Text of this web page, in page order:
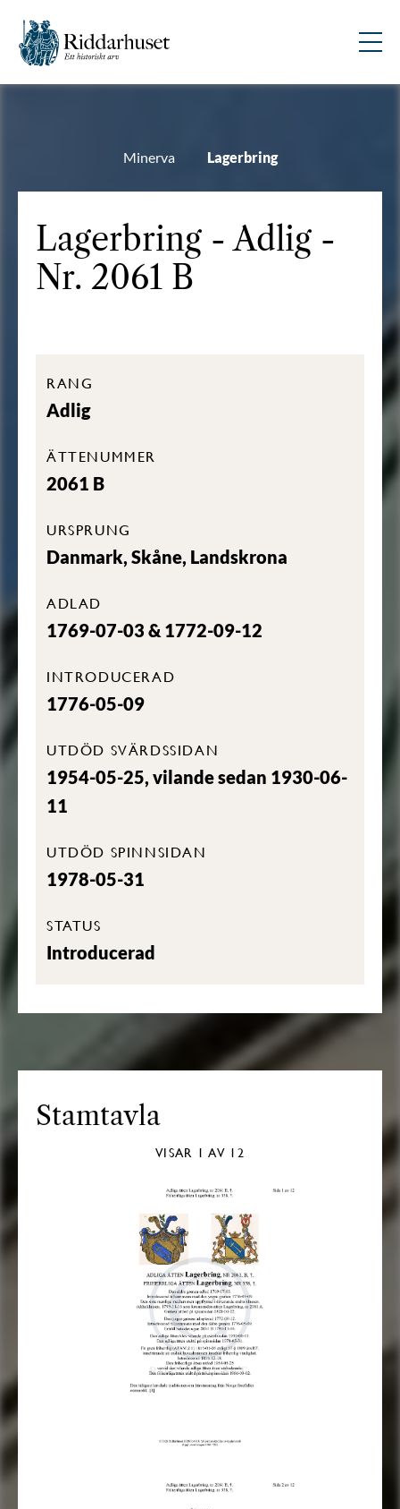
Minerva Lagerbring
Lagerbring - Adlig -
Nr. 2061 B
RANG
Adlig
ÄTTENUMMER
2061 B
URSPRUNG
Danmark, Skåne, Landskrona
ADLAD
1769-07-03 & 1772-09-12
INTRODUCERAD
1776-05-09
UTDÖD SVÄRDSSIDAN
1954-05-25, vilande sedan 1930-06-
11
UTDÖD SPINNSIDAN
1978-05-31
STATUS
Introducerad
Stamtavla
VISAR 1 AV 12